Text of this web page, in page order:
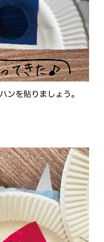
ンを貼りましょう。